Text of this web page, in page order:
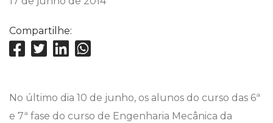
Compartilhe:
No último dia 10 de junho, os alunos do curso das 6ª
e 7ª fase do curso de Engenharia Mecânica da